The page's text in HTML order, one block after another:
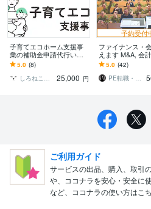
子育てエコホーム支援事
業の補助金申請代行いた
します 時間がない！コー
ルセンターにきいてもわ
からない！書類？
5.0 (8)
しろねこ行政書士事務所
25,000 円
予約受付
ファイナンス・
えます M&A, 会
問・相談に乗りま
5.0 (42)
PE転職・MAサポート
ご利用ガイド
サービスの出品、購入、取引
や、ココナラを安心・安全に
など、ココナラの使い方はこち